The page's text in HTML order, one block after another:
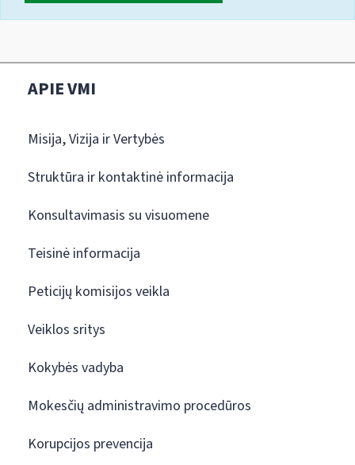
APIE VMI
Misija, Vizija ir Vertybės
Struktūra ir kontaktinė informacija
Konsultavimasis su visuomene
Teisinė informacija
Peticijų komisijos veikla
Veiklos sritys
Kokybės vadyba
Mokesčių administravimo procedūros
Korupcijos prevencija